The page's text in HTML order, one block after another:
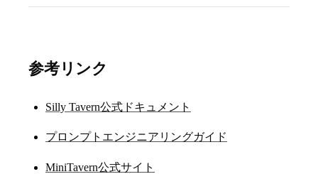
参考リンク
Silly Tavern公式ドキュメント
プロンプトエンジニアリングガイド
MiniTavern公式サイト